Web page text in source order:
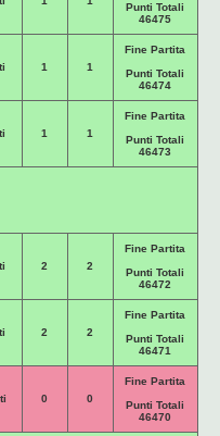
Punti Totali
46475
1 1
Fine Partita
Punti Totali
46474
1 1
Fine Partita
Punti Totali
46473
2 2
Fine Partita
Punti Totali
46472
2 2
Fine Partita
Punti Totali
46471
0 0
Fine Partita
Punti Totali
46470